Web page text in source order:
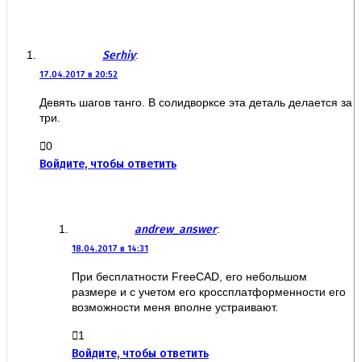
Serhiy:
17.04.2017 в 20:52
Девять шагов танго. В солидворксе эта деталь делается за
три.
0
Войдите, чтобы ответить
andrew_answer:
18.04.2017 в 14:31
При бесплатности FreeCAD, его небольшом
размере и с учетом его кроссплатформенности его
возможности меня вполне устраивают.
1
Войдите, чтобы ответить